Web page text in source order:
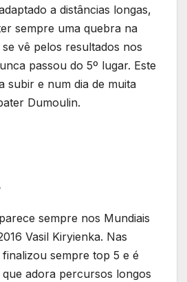
a distâncias longas,
sempre uma quebra na
vê pelos resultados nos
passou do 5º lugar. Este
subir e num dia de muita
Dumoulin.
sempre nos Mundiais
Vasil Kiryienka. Nas
sempre top 5 e é
que adora percursos longos